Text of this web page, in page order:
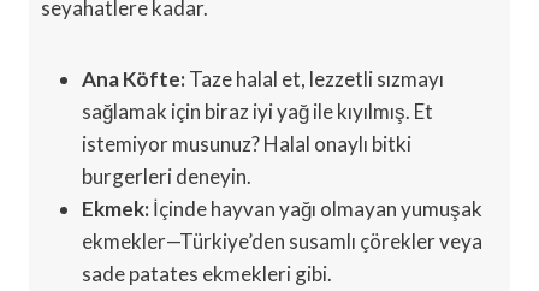
seyahatlere kadar.
Ana Köfte:Taze halal et, lezzetli sızmayı
sağlamak için biraz iyi yağ ile kıyılmış. Et
istemiyor musunuz? Halal onaylı bitki
burgerleri deneyin.
Ekmek:İçinde hayvan yağı olmayan yumuşak
ekmekler—Türkiye’den susamlı çörekler veya
sade patates ekmekleri gibi.